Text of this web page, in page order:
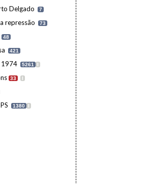
Delgado 7
repressão 73
48
421
1974 5261 I
33 I
1380 I